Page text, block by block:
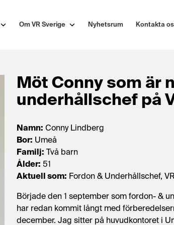
Om VR Sverige Nyhetsrum Kontakta
Möt Conny som är
underhållschef på
Namn: Conny Lindberg
Bor: Umeå
Familj: Två barn
Ålder: 51
Aktuell som: Fordon & Underhållschef,
Började den 1 september som fordon- &
har redan kommit långt med
december. Jag sitter på huvudkontoret i